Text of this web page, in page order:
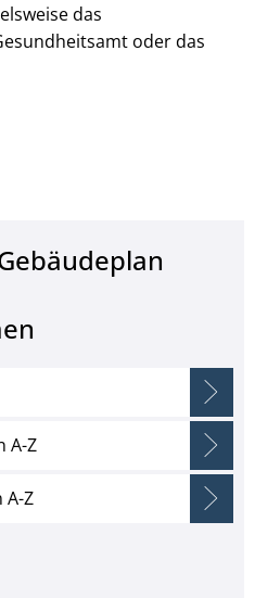
das
oder das
A-Z
A-Z